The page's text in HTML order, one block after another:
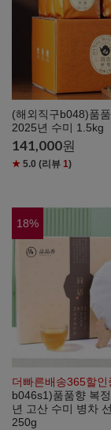
(해외직구b048)품
2025년 수미 1.5kg
141,000원
★ 5.0 (리뷰 1)
18%
더빠른배송365할인
b046s1)품품향 복
년 고산 수미 병차
250g